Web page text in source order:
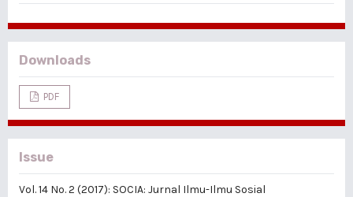
Downloads
PDF
Issue
Vol. 14 No. 2 (2017): SOCIA: Jurnal Ilmu-Ilmu Sosial